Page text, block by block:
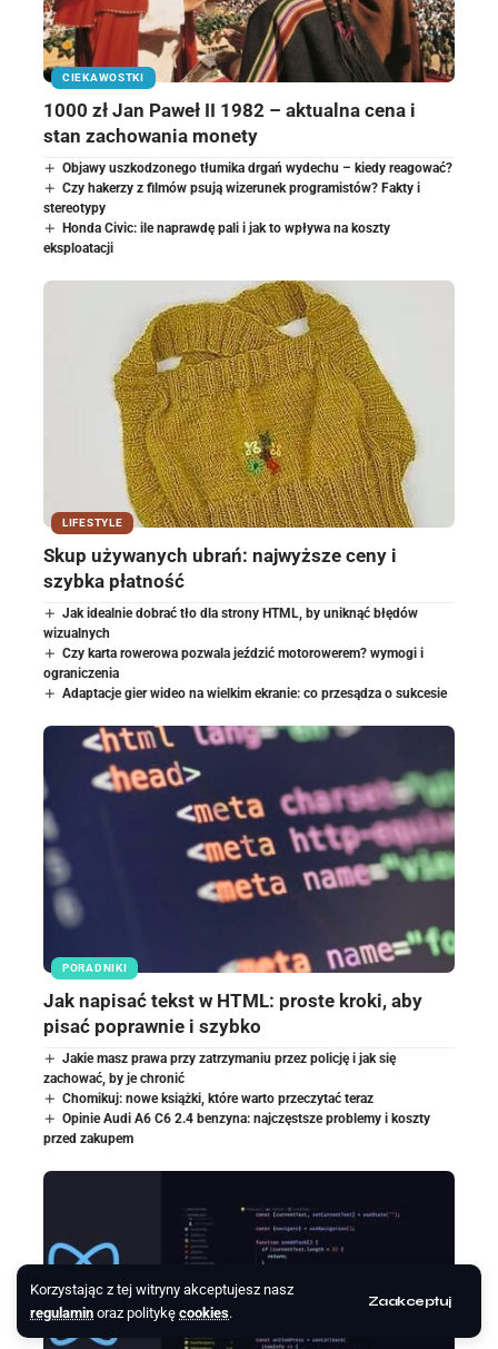
Korzystając z tej witryny akceptujesz nasz
regulamin oraz politykę cookies.
Zaakceptuj
CIEKAWOSTKI
1000 zł Jan Paweł II 1982 – aktualna cena i
stan zachowania monety
Objawy uszkodzonego tłumika drgań wydechu – kiedy reagować?
Czy hakerzy z filmów psują wizerunek programistów? Fakty i
stereotypy
Honda Civic: ile naprawdę pali i jak to wpływa na koszty
eksploatacji
LIFESTYLE
Skup używanych ubrań: najwyższe ceny i
szybka płatność
Jak idealnie dobrać tło dla strony HTML, by uniknąć błędów
wizualnych
Czy karta rowerowa pozwala jeździć motorowerem? wymogi i
ograniczenia
Adaptacje gier wideo na wielkim ekranie: co przesądza o sukcesie
PORADNIKI
Jak napisać tekst w HTML: proste kroki, aby
pisać poprawnie i szybko
Jakie masz prawa przy zatrzymaniu przez policję i jak się
zachować, by je chronić
Chomikuj: nowe książki, które warto przeczytać teraz
Opinie Audi A6 C6 2.4 benzyna: najczęstsze problemy i koszty
przed zakupem